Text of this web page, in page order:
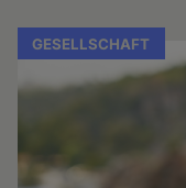
GESELLSCHAFT